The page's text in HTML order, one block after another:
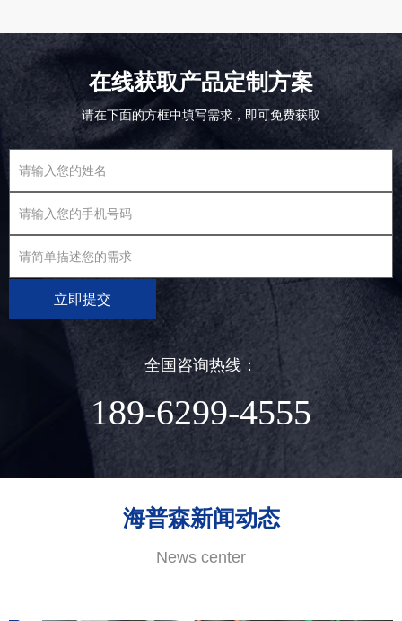
在线获取产品定制方案
请在下面的方框中填写需求，即可免费获取
立即提交
全国咨询热线：
189-6299-4555
海普森新闻动态
News center